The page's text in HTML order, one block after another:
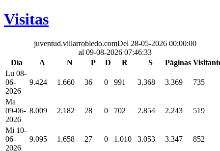
Visitas
juventud.villarrobledo.comDel 28-05-2026 00:00:00
al 09-08-2026 07:46:33
Día
A N P D R S Páginas
Lu 08-
06-
2026
9.424 1.660 36 0 991 3.368 3.369 735
Ma
09-06-
2026
8.009 2.182 28 0 702 2.854 2.243 519
Mi 10-
06-
2026
9.095 1.658 27 0 1.010 3.053 3.347 852